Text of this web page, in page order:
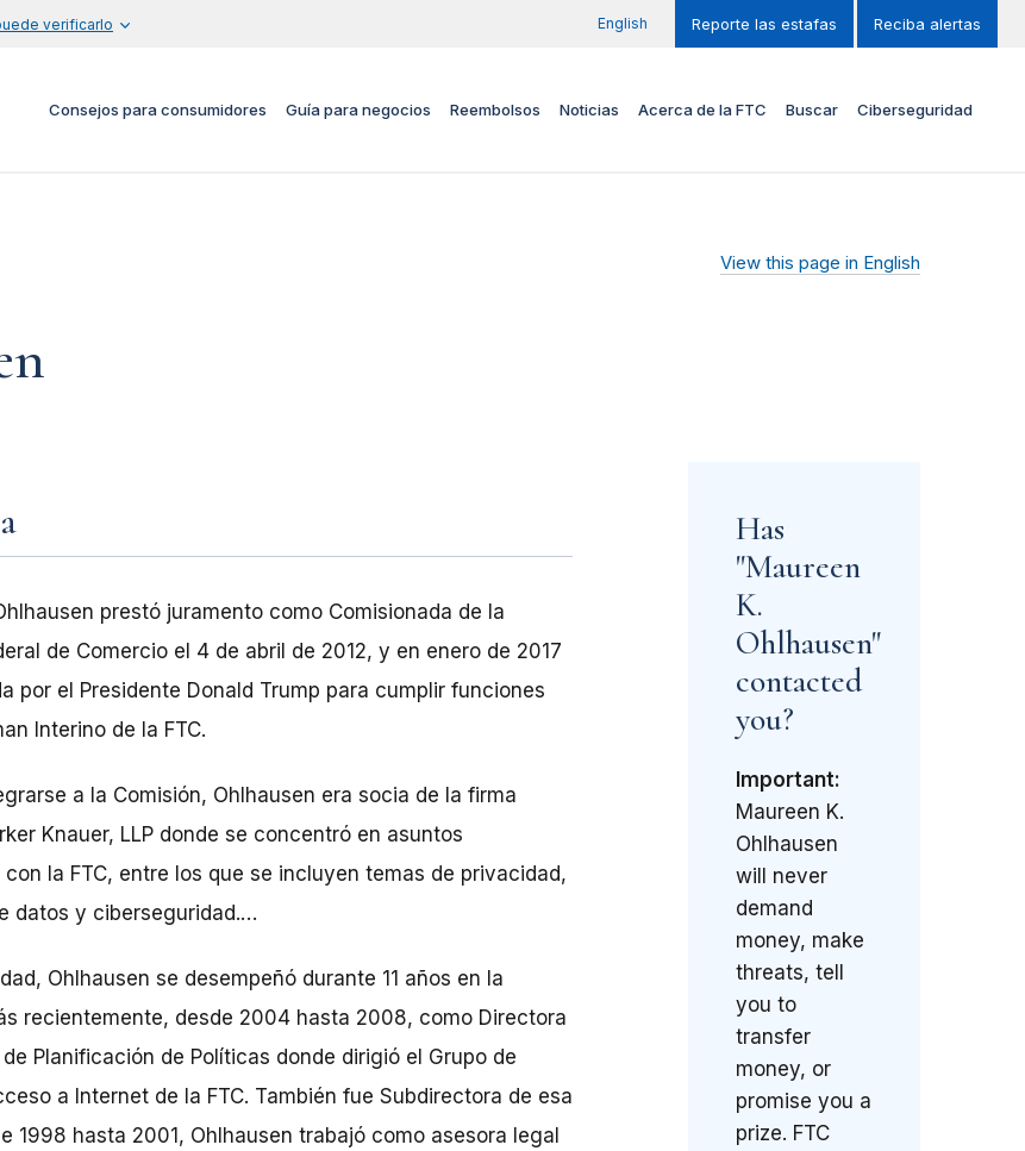
verificarlo English Reporte las estafas Reciba alertas
Consejos para consumidores Guía para negocios Reembolsos Noticias Acerca de la FTC Buscar Ciberseguridad
View this page in English
prestó juramento como Comisionada de la
de Comercio el 4 de abril de 2012, y en enero de 2017
por el Presidente Donald Trump para cumplir funciones
Interino de la FTC.
a la Comisión, Ohlhausen era socia de la firma
Knauer, LLP donde se concentró en asuntos
la FTC, entre los que se incluyen temas de privacidad,
datos y ciberseguridad.…
Ohlhausen se desempeñó durante 11 años en la
recientemente, desde 2004 hasta 2008, como Directora
Planificación de Políticas donde dirigió el Grupo de
a Internet de la FTC. También fue Subdirectora de esa
1998 hasta 2001, Ohlhausen trabajó como asesora legal
Has
"Maureen
K.
Ohlhausen"
contacted
you?
Important:
Maureen K.
Ohlhausen
will never
demand
money, make
threats, tell
you to
transfer
money, or
promise you a
prize. FTC